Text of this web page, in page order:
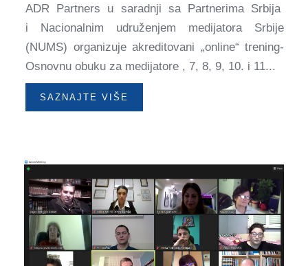
ADR Partners u saradnji sa Partnerima Srbija
i Nacionalnim udruženjem medijatora Srbije
(NUMS) organizuje akreditovani „online“ trening-
Osnovnu obuku za medijatore , 7, 8, 9, 10. i 11...
SAZNAJTE VIŠE